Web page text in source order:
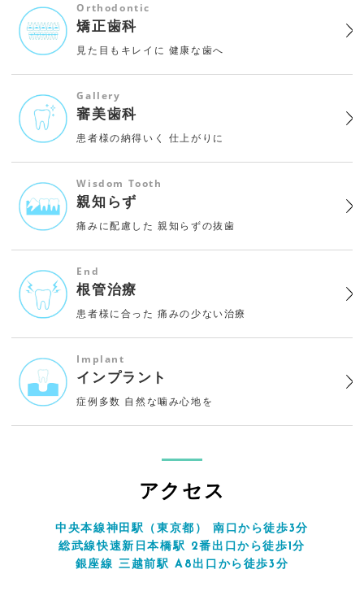
Orthodontic
矯正歯科
見た目もキレイに 健康な歯へ
Gallery
審美歯科
患者様の納得いく 仕上がりに
Wisdom Tooth
親知らず
痛みに配慮した 親知らずの抜歯
End
根管治療
患者様に合った 痛みの少ない治療
Implant
インプラント
症例多数 自然な噛み心地を
アクセス
中央本線神田駅（東京都） 南口から徒歩3分
総武線快速新日本橋駅 2番出口から徒歩1分
銀座線 三越前駅 A8出口から徒歩3分